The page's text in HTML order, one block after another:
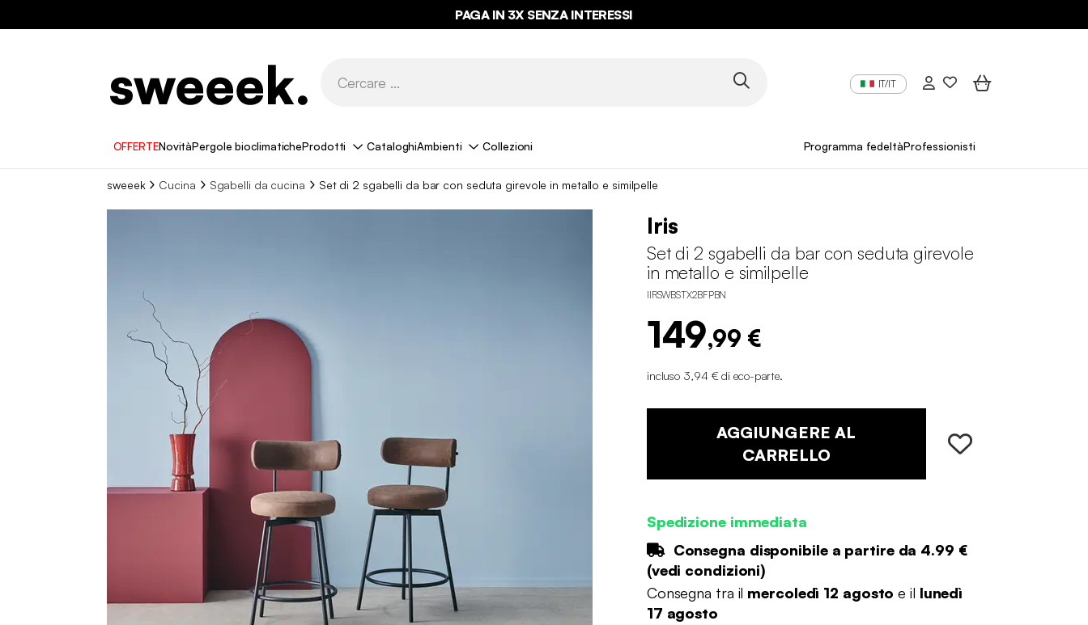
ULTIME OCCASIONI FINO AL -70%*
PAGA IN 3X SENZA INTERESSI
IT/IT
OFFERTENovitàPergole bioclimaticheProdotti CataloghiAmbienti Collezioni Programma fedeltàProfessionisti
sweeek Cucina Sgabelli da cucina​ Set di 2 sgabelli da bar con seduta girevole in metallo e similpelle
Iris
Set di 2 sgabelli da bar con seduta girevole
in metallo e similpelle
IIRSWBSTX2BFPBN
149,99 €
incluso 3,94 € di eco-parte.
AGGIUNGERE AL
CARRELLO
Spedizione immediata
Consegna disponibile a partire da 4.99 €
(vedi condizioni)
Consegna tra il mercoledì 12 agosto e il lunedì
17 agosto